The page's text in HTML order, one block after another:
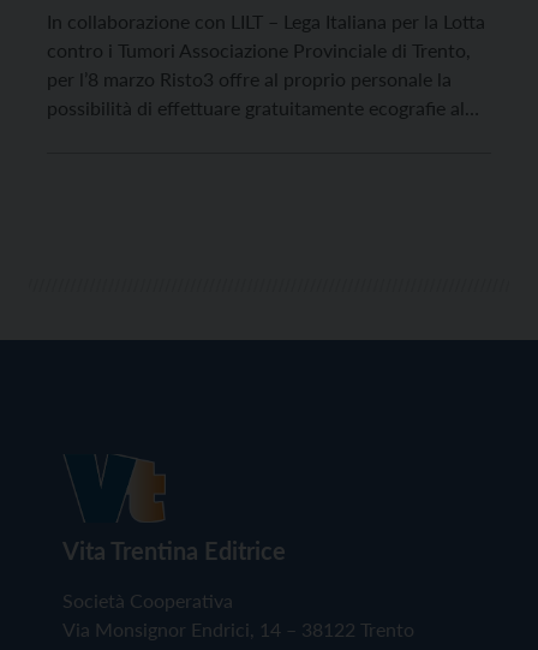
In collaborazione con LILT – Lega Italiana per la Lotta
contro i Tumori Associazione Provinciale di Trento,
per l’8 marzo Risto3 offre al proprio personale la
possibilità di effettuare gratuitamente ecografie al
Vita Trentina Editrice
Società Cooperativa
Via Monsignor Endrici, 14 – 38122 Trento